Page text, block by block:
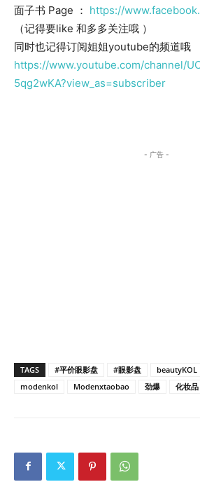
面子书 Page ： https://
（记得要like 和多多关注哦 ）
同时也记得订阅姐姐youtube的频道哦
https://www.youtube.com/channel/
5qg2wKA?view_as=subscriber
- 广告 -
TAGS #平价眼影盘 #眼影盘 beautyKOL
modenkol
Modenxtaobao 劲爆 化妆品